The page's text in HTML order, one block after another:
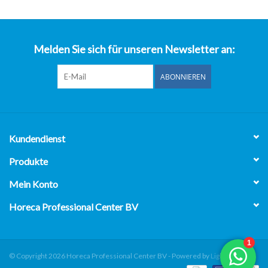
Melden Sie sich für unseren Newsletter an:
ABONNIEREN
Kundendienst
Produkte
Mein Konto
Horeca Professional Center BV
© Copyright 2026 Horeca Professional Center BV - Powered by Lightspeed